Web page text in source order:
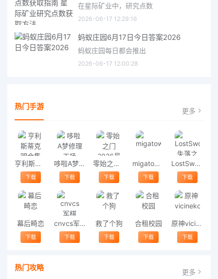
在星际矿业中，研究点数
2026-06-17 12:29:16
蚂蚁庄园6月17日今日答案2026
蚂蚁庄园每日都会推出
2026-06-17 12:00:28
热门手游 更多
亨利斯蒂克明合集
下载
哆啦A梦修理工场
下载
零始之门2026最新版
下载
migatowemyworld1.68
下载
LostSword失落之剑
下载
幕后畸恋
下载
cnvcs军棋
下载
救了个狗
下载
合租校园
下载
原神vicineko
下载
热门攻略 更多